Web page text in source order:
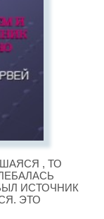
, ТО
ИСТОЧНИК
ЭТО